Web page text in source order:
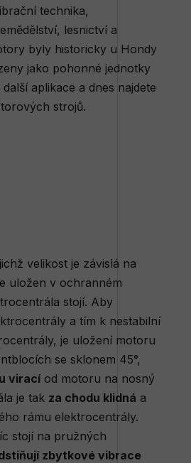
technika,
lesnictví a
byly historicky u Hondy
jako pohonné jednotky
aplikace a dnes najdete
strojů.
velikost je závislá na
uložen v ochranném
stojí. Aby
a tím k nestabilní
je uložení motoru
se sklonem 45°,
virací od motoru na nosný
je tak za chodu klidná a
rámu elektrocentrály.
stojí na pružných
zbytkové vibrace